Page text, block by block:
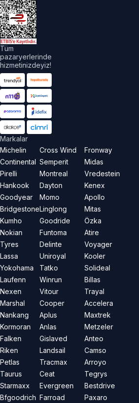
Tüm
pazaryerlerinde
hizmetinizdeyiz!
Markalar
Michelin
Continental
Pirelli
Hankook
Goodyear
Bridgestone
Kumho
Nokian
Tyres
Lassa
Yokohama
Laufenn
Nexen
Marshal
Nankang
Kormoran
Falken
Riken
Petlas
Taurus
Starmaxx
Bfgoodrich
Cross Wind
Semperit
Montreal
Dayton
Momo
Linglong
Goodride
Funtoma
Delinte
Uniroyal
Tatko
Winrun
Vitour
Cooper
Aplus
Anlas
Gislaved
Landsail
Tracmax
Ceat
Evergreen
Farroad
Fronway
Midas
Vredestein
Kenex
Apollo
Mitas
Özka
Atire
Voyager
Kooler
Solideal
Billas
Trayal
Accelera
Maxtrek
Metzeler
Anteo
Camso
Arroyo
Tegrys
Bestdrive
Paxaro